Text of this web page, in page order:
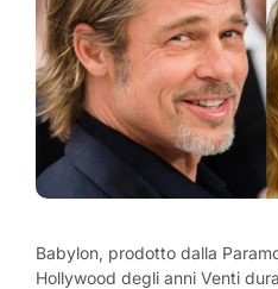
Babylon, prodotto dalla
Hollywood degli anni Venti